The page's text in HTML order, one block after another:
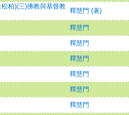
柏)(三)佛教與基督教
釋慧門 (著)
釋慧門
釋慧門
釋慧門
釋慧門
釋慧門
釋慧門